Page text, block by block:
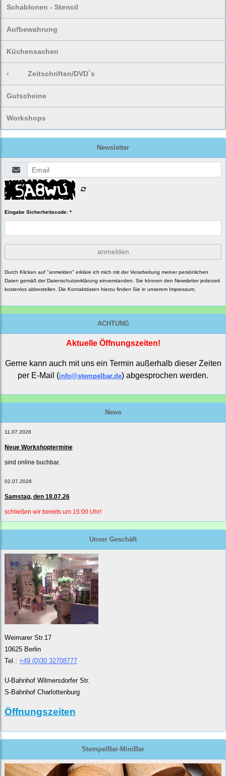
Schablonen - Stencil
Aufbewahrung
Küchensachen
› Zeitschriften/DVD`s
Gutscheine
Workshops
Newsletter
Eingabe Sicherheitscode: *
anmelden
Durch Klicken auf "anmelden" erkläre ich mich mit der Verarbeitung meiner persönlichen
Daten gemäß der Datenschutzerklärung einverstanden. Sie können den Newsletter jederzeit
kostenlos abbestellen. Die Kontaktdaten hierzu finden Sie in unserem Impressum.
ACHTUNG
Aktuelle Öffnungszeiten!
Gerne kann auch mit uns ein Termin außerhalb dieser Zeiten
per E-Mail (info@stempelbar.de) abgesprochen werden.
News
11.07.2026
Neue Workshoptermine
sind online buchbar.
02.07.2026
Samstag, den 18.07.26
schließen wir bereits um 15:00 Uhr!
Unser Geschäft
Weimarer Str.17
10625 Berlin
Tel.: +49 (0)30 32708777
U-Bahnhof Wilmersdorfer Str.
S-Bahnhof Charlottenburg
Öffnungszeiten
StempelBar-MiniBar